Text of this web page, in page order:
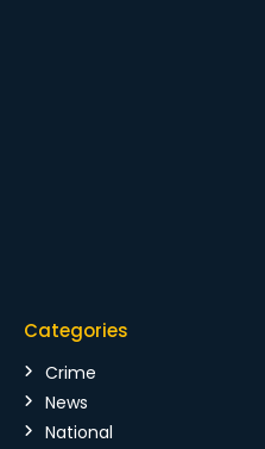
Categories
Crime
News
National